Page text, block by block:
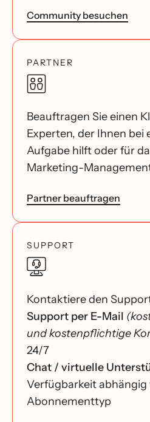
Community besuchen
PARTNER
Beauftragen Sie einen
Experten, der Ihnen
Aufgabe hilft oder für
Marketing-
Partner beauftragen
SUPPORT
Kontaktiere den
Support per E-Mail
und kostenpflichtige
24/7
Chat / virtuelle
Verfügbarkeit
Abonnementtyp